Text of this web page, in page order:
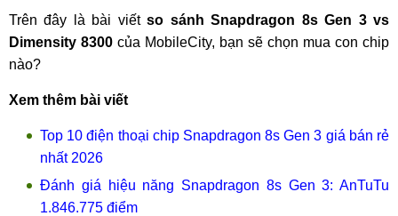
Trên đây là bài viếtso sánh Snapdragon 8s Gen 3 vs
Dimensity 8300 của MobileCity, bạn sẽ chọn mua con chip
nào?
Xem thêm bài viết
Top 10 điện thoại chip Snapdragon 8s Gen 3 giá bán rẻ
nhất 2026
Đánh giá hiệu năng Snapdragon 8s Gen 3: AnTuTu
1.846.775 điểm